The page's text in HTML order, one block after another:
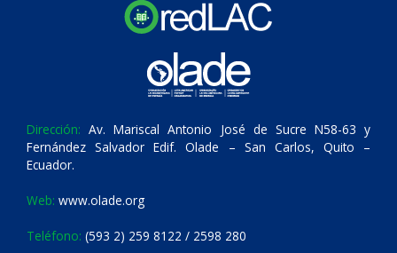
Dirección: Av. Mariscal Antonio José de Sucre N58-63 y
Fernández Salvador Edif. Olade – San Carlos, Quito –
Ecuador.
Web: www.olade.org
Teléfono: (593 2) 259 8122 / 2598 280